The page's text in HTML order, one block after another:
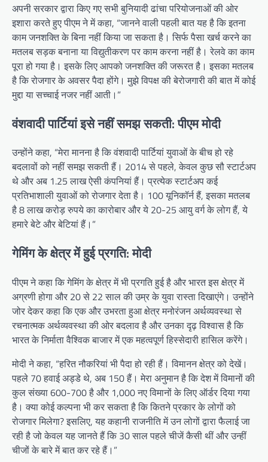
अपनी सरकार द्वारा किए गए सभी बुनियादी ढांचा परियोजनाओं की ओर
इशारा करते हुए पीएम ने में कहा, “जानने वाली पहली बात यह है कि इतना
काम जनशक्ति के बिना नहीं किया जा सकता है। सिर्फ पैसा खर्च करने का
मतलब सड़क बनाना या विद्युतीकरण पर काम करना नहीं है। रेलवे का काम
पूरा हो गया है। इसके लिए आपको जनशक्ति की जरूरत है। इसका मतलब
है कि रोजगार के अवसर पैदा होंगे। मुझे विपक्ष की बेरोजगारी की बात में कोई
मुद्दा या सच्चाई नजर नहीं आती।”
वंशवादी पार्टियां इसे नहीं समझ सकती: पीएम मोदी
उन्होंने कहा, “मेरा मानना ​​​​है कि वंशवादी पार्टियां युवाओं के बीच हो रहे
बदलावों को नहीं समझ सकती हैं। 2014 से पहले, केवल कुछ सौ स्टार्टअप
थे और अब 1.25 लाख ऐसी कंपनियां हैं। प्रत्येक स्टार्टअप कई
प्रतिभाशाली युवाओं को रोजगार देता है। 100 यूनिकॉर्न हैं, इसका मतलब
है 8 लाख करोड़ रुपये का कारोबार और ये 20-25 आयु वर्ग के लोग हैं, ये
हमारे बेटे और बेटियां हैं।”
गेमिंग के क्षेत्र में हुई प्रगति: मोदी
पीएम ने कहा कि गेमिंग के क्षेत्र में भी प्रगति हुई है और भारत इस क्षेत्र में
अग्रणी होगा और 20 से 22 साल की उम्र के युवा रास्ता दिखाएंगे। उन्होंने
जोर देकर कहा कि एक और उभरता हुआ क्षेत्र मनोरंजन अर्थव्यवस्था से
रचनात्मक अर्थव्यवस्था की ओर बदलाव है और उनका दृढ़ विश्वास है कि
भारत के निर्माता वैश्विक बाजार में एक महत्वपूर्ण हिस्सेदारी हासिल करेंगे।
मोदी ने कहा, “हरित नौकरियां भी पैदा हो रही हैं। विमानन क्षेत्र को देखें।
पहले 70 हवाई अड्डे थे, अब 150 हैं। मेरा अनुमान है कि देश में विमानों की
कुल संख्या 600-700 है और 1,000 नए विमानों के लिए ऑर्डर दिया गया
है। क्या कोई कल्पना भी कर सकता है कि कितने प्रकार के लोगों को
रोजगार मिलेगा? इसलिए, यह कहानी राजनीति में उन लोगों द्वारा फैलाई जा
रही है जो केवल यह जानते हैं कि 30 साल पहले चीजें कैसी थीं और उन्हीं
चीजों के बारे में बात कर रहे हैं।”